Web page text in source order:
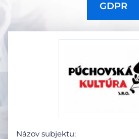
GDPR
Názov subjektu: